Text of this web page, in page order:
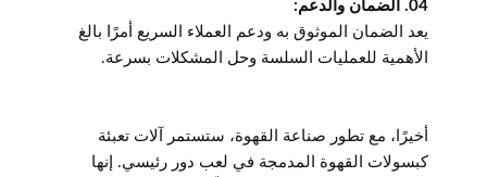
04. الضمان والدعم:
يعد الضمان الموثوق به ودعم العملاء السريع أمرًا بالغ
الأهمية للعمليات السلسة وحل المشكلات بسرعة.
أخيرًا، مع تطور صناعة القهوة، ستستمر آلات تعبئة
كبسولات القهوة المدمجة في لعب دور رئيسي. إنها